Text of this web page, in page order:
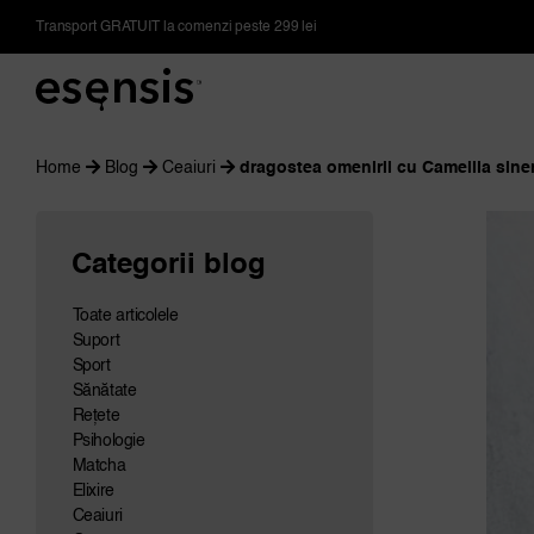
Transport GRATUIT la comenzi peste 299 lei
Home Blog Ceaiuri dragostea omenirii cu Camellia
Categorii blog
Toate articolele
Suport
Sport
Sănătate
Rețete
Psihologie
Matcha
Elixire
Ceaiuri